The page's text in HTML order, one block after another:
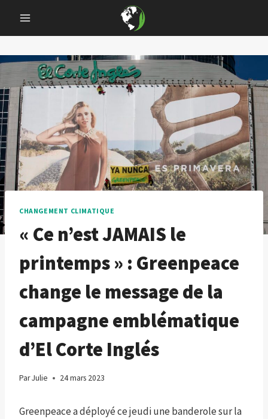
content
CHANGEMENT CLIMATIQUE
« Ce n’est JAMAIS le
printemps » : Greenpeace
change le message de la
campagne emblématique
d’El Corte Inglés
ParJulie 24 mars 2023
Greenpeace a déployé ce jeudi une banderole sur la